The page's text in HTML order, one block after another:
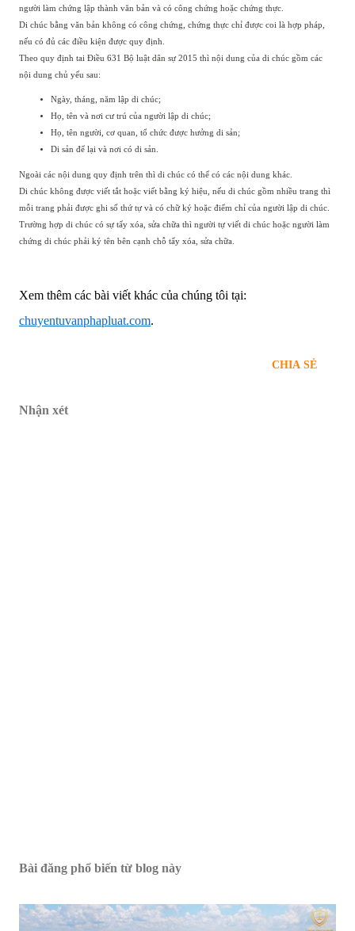
người làm chứng lập thành văn bản và có công chứng hoặc chứng thực.
Di chúc bằng văn bản không có công chứng, chứng thực chỉ được coi là hợp pháp,
nếu có đủ các điều kiện được quy định.
Theo quy định tai Điều 631 Bộ luật dân sự 2015 thì nội dung của di chúc gồm các
nội dung chủ yếu sau:
Ngày, tháng, năm lập di chúc;
Họ, tên và nơi cư trú của người lập di chúc;
Họ, tên người, cơ quan, tổ chức được hưởng di sản;
Di sản để lại và nơi có di sản.
Ngoài các nội dung quy định trên thì di chúc có thể có các nội dung khác.
Di chúc không được viết tắt hoặc viết bằng ký hiệu, nếu di chúc gồm nhiều trang thì
mỗi trang phải được ghi số thứ tự và có chữ ký hoặc điểm chỉ của người lập di chúc.
Trường hợp di chúc có sự tẩy xóa, sửa chữa thì người tự viết di chúc hoặc người làm
chứng di chúc phải ký tên bên cạnh chỗ tẩy xóa, sửa chữa.
Xem thêm các bài viết khác của chúng tôi tại:
chuyentuvanphapluat.com.
CHIA SẺ
Nhận xét
Bài đăng phổ biến từ blog này